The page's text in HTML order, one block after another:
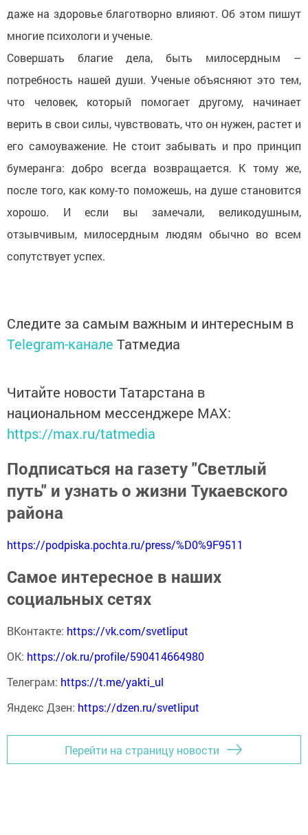
даже на здоровье благотворно влияют. Об этом пишут
многие психологи и ученые.
Совершать благие дела, быть милосердным –
потребность нашей души. Ученые объясняют это тем,
что человек, который помогает другому, начинает
верить в свои силы, чувствовать, что он нужен, растет и
его самоуважение. Не стоит забывать и про принцип
бумеранга: добро всегда возвращается. К тому же,
после того, как кому-то поможешь, на душе становится
хорошо. И если вы замечали, великодушным,
отзывчивым, милосердным людям обычно во всем
сопутствует успех.
Следите за самым важным и интересным в
Telegram-канале Татмедиа
Читайте новости Татарстана в
национальном мессенджере MАХ:
https://max.ru/tatmedia
Подписаться на газету "Светлый
путь" и узнать о жизни Тукаевского
района
https://podpiska.pochta.ru/press/%D0%9F9511
Самое интересное в наших
социальных сетях
ВКонтакте: https://vk.com/svetliput
ОК: https://ok.ru/profile/590414664980
Телеграм: https://t.me/yakti_ul
Яндекс Дзен: https://dzen.ru/svetliput
Перейти на страницу новости